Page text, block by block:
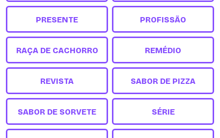
PRESENTE PROFISSÃO
RAÇA DE CACHORRO REMÉDIO
REVISTA SABOR DE PIZZA
SABOR DE SORVETE SÉRIE